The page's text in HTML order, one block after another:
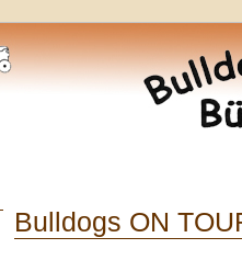
Bulldogs ON